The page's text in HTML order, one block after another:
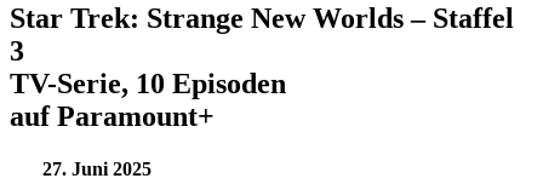
Star Trek: Strange New Worlds – Staffel
3
TV-Serie, 10 Episoden
auf Paramount+
27. Juni 2025